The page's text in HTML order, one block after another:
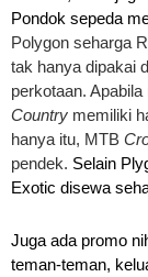
Pondok sepeda
Polygon seharga
tak hanya dipakai
perkotaan.
Country memiliki
hanya itu, MTB
pendek. Selain
Exotic disewa
Juga ada promo
teman-teman,